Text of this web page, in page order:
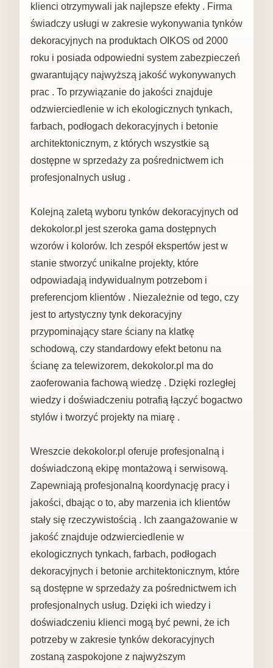
klienci otrzymywali jak najlepsze efekty . Firma
świadczy usługi w zakresie wykonywania tynków
dekoracyjnych na produktach OIKOS od 2000
roku i posiada odpowiedni system zabezpieczeń
gwarantujący najwyższą jakość wykonywanych
prac . To przywiązanie do jakości znajduje
odzwierciedlenie w ich ekologicznych tynkach,
farbach, podłogach dekoracyjnych i betonie
architektonicznym, z których wszystkie są
dostępne w sprzedaży za pośrednictwem ich
profesjonalnych usług .
Kolejną zaletą wyboru tynków dekoracyjnych od
dekokolor.pl jest szeroka gama dostępnych
wzorów i kolorów. Ich zespół ekspertów jest w
stanie stworzyć unikalne projekty, które
odpowiadają indywidualnym potrzebom i
preferencjom klientów . Niezależnie od tego, czy
jest to artystyczny tynk dekoracyjny
przypominający stare ściany na klatkę
schodową, czy standardowy efekt betonu na
ścianę za telewizorem, dekokolor.pl ma do
zaoferowania fachową wiedzę . Dzięki rozległej
wiedzy i doświadczeniu potrafią łączyć bogactwo
stylów i tworzyć projekty na miarę .
Wreszcie dekokolor.pl oferuje profesjonalną i
doświadczoną ekipę montażową i serwisową.
Zapewniają profesjonalną koordynację pracy i
jakości, dbając o to, aby marzenia ich klientów
stały się rzeczywistością . Ich zaangażowanie w
jakość znajduje odzwierciedlenie w
ekologicznych tynkach, farbach, podłogach
dekoracyjnych i betonie architektonicznym, które
są dostępne w sprzedaży za pośrednictwem ich
profesjonalnych usług. Dzięki ich wiedzy i
doświadczeniu klienci mogą być pewni, że ich
potrzeby w zakresie tynków dekoracyjnych
zostaną zaspokojone z najwyższym